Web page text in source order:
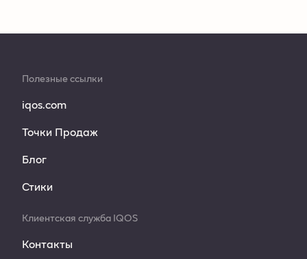
Полезные ссылки
iqos.com
Точки Продаж
Блог
Стики
Клиентская служба IQOS
Контакты